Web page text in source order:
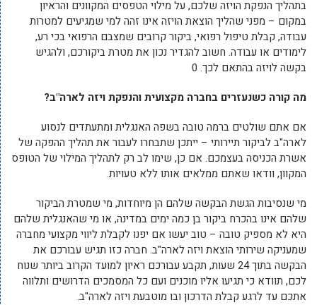
בתהליך הנפקת הויזה שלכם, על מילוי הטפסים המקוונים והראיון
במקום – מפני שהליך הוצאת הויזה אינו זהה למי שמגיעים למטרות
עבודה, קבלת טיפול רפואי, ביקור קרובים שמצבם הרפואי בכי רע,
לימודים או עבודה. חשוב להגדיר נכון את מטרת ביקורכם, ולהגיש
בקשה לויזה בהתאם לכך. 0
מה קורה כשנעזרים בחברה מקצועית והנפקת ויזה לארה"ב?
אם אתם שולטים ברמה טובה בשפה האנגלית ומתעתדים לנסוע
לארה"ב לביקור תיירותי – ייתכן שתבחרו לעבור את תהליך ההפקה של
אשרת הכניסה בעצמכם. אם כן, שימו לב רק לתהליך המילוי של הטופס
המקוון, וודאו שאתם ממלאים אותו ללא טעויות.
מי שנסיבות הגשת הבקשה שלהם הן מיוחדות, מי שמטרת הביקור
שלהם אינו בהכרח ביקור בן כמה ימים במדינה, או מי שהאנגלית שלהם
היא לא מספיק טובה – טוב יעשו אם יפנו לקבלת ליווי מקצועי מחברה
שמעניקה שירותי הוצאת ויזה לארה"ב. חברה כזו תגיש עבורכם את
הבקשה בתוך 24 שעות, תקבע עבורכם ראיון למועד הקרוב ביותר שנוח
לכם, תוודא כי תגיעו אליו מוכנים ועם כל המסמכים הדרושים ותלווה
אתכם עד לרגע קבלת הדרכון ובו מוטבעת ויזה לארה"ב.